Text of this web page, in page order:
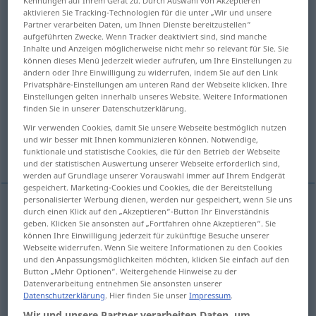
Übersicht aller Übersetzungen
(Für mehr Details die Übersetzung anklicken/antippen)
Sack Tüte, Beutel
Kies, tausend alte Franc, Moos
Weitere Beispiele...
Sackm sac de grande taille, en jute
Beispiele
sac (à main)porté à la main
aktivieren Sie Tracking-Technologien für die unter „Wir und unsere
Partner verarbeiten Daten, um Ihnen Dienste bereitzustellen“
aufgeführten Zwecke. Wenn Tracker deaktiviert sind, sind manche
Inhalte und Anzeigen möglicherweise nicht mehr so relevant für Sie. Sie
können dieses Menü jederzeit wieder aufrufen, um Ihre Einstellungen zu
ändern oder Ihre Einwilligung zu widerrufen, indem Sie auf den Link
Privatsphäre-Einstellungen am unteren Rand der Webseite klicken. Ihre
Einstellungen gelten innerhalb unseres Website. Weitere Informationen
finden Sie in unserer Datenschutzerklärung.
Wir verwenden Cookies, damit Sie unsere Webseite bestmöglich nutzen
und wir besser mit Ihnen kommunizieren können. Notwendige,
funktionale und statistische Cookies, die für den Betrieb der Webseite
und der statistischen Auswertung unserer Webseite erforderlich sind,
werden auf Grundlage unserer Vorauswahl immer auf Ihrem Endgerät
gespeichert. Marketing-Cookies und Cookies, die der Bereitstellung
personalisierter Werbung dienen, werden nur gespeichert, wenn Sie uns
durch einen Klick auf den „Akzeptieren“-Button Ihr Einverständnis
geben. Klicken Sie ansonsten auf „Fortfahren ohne Akzeptieren“. Sie
können Ihre Einwilligung jederzeit für zukünftige Besuche unserer
Webseite widerrufen. Wenn Sie weitere Informationen zu den Cookies
und den Anpassungsmöglichkeiten möchten, klicken Sie einfach auf den
Button „Mehr Optionen“. Weitergehende Hinweise zu der
Datenverarbeitung entnehmen Sie ansonsten unserer
Datenschutzerklärung. Hier finden Sie unserImpressum.